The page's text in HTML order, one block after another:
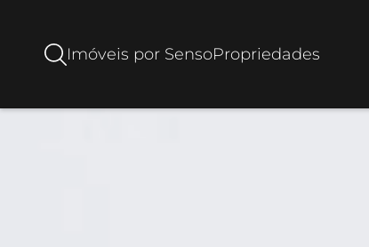
Imóveis por SensoPropriedades